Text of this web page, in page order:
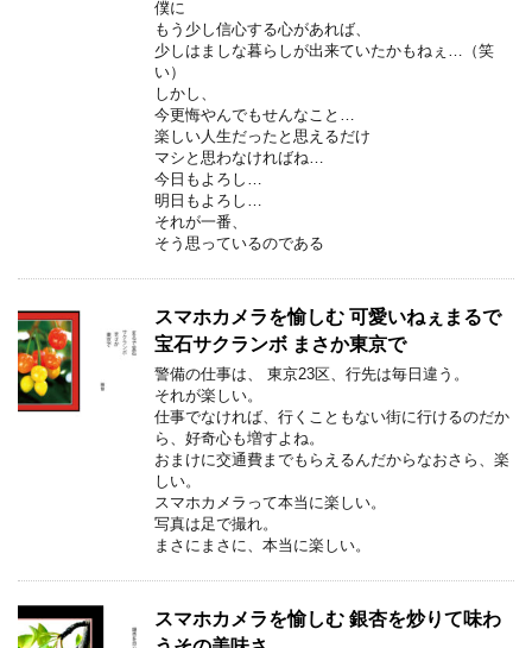
僕に
もう少し信心する心があれば、
少しはましな暮らしが出来ていたかもねぇ…（笑
い）
しかし、
今更悔やんでもせんなこと…
楽しい人生だったと思えるだけ
マシと思わなければね…
今日もよろし…
明日もよろし…
それが一番、
そう思っているのである
スマホカメラを愉しむ 可愛いねぇまるで
宝石サクランボ まさか東京で
警備の仕事は、 東京23区、行先は毎日違う。
それが楽しい。
仕事でなければ、行くこともない街に行けるのだか
ら、好奇心も増すよね。
おまけに交通費までもらえるんだからなおさら、楽
しい。
スマホカメラって本当に楽しい。
写真は足で撮れ。
まさにまさに、本当に楽しい。
スマホカメラを愉しむ 銀杏を炒りて味わ